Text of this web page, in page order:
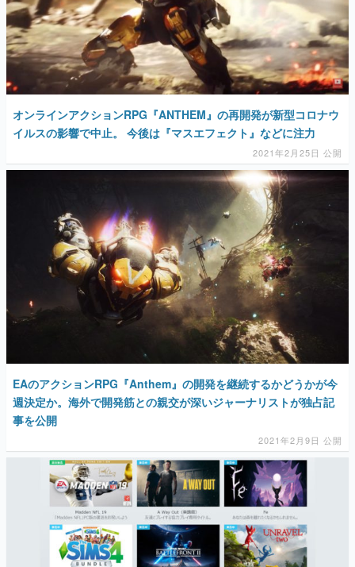
電ファミニコゲーマーとは？
運営：株式会社マレ
オンラインアクションRPG『ANTHEM』の再開発が新型コロナウ
イルスの影響で中止。 今後は『マスエフェクト』などに注力
2021年2月25日 公開
EAのアクションRPG『Anthem』の開発を継続するかどうかが今
週決定か。海外で開発筋との親交が深いジャーナリストが独占記
事を公開
2021年2月9日 公開